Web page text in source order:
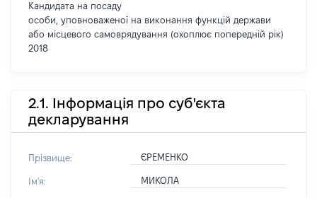
Кандидата на посаду
особи, уповноваженої на виконання функцій держави
або місцевого самоврядування (охоплює попередній рік)
2018
2.1. Інформація про суб'єкта
декларування
Прізвище: ЄРЕМЕНКО
Ім'я: МИКОЛА